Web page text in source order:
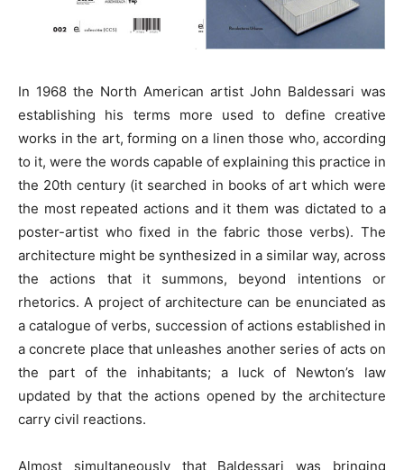
In 1968 the North American artist John Baldessari was
establishing his terms more used to define creative
works in the art, forming on a linen those who, according
to it, were the words capable of explaining this practice in
the 20th century (it searched in books of art which were
the most repeated actions and it them was dictated to a
poster-artist who fixed in the fabric those verbs). The
architecture might be synthesized in a similar way, across
the actions that it summons, beyond intentions or
rhetorics. A project of architecture can be enunciated as
a catalogue of verbs, succession of actions established in
a concrete place that unleashes another series of acts on
the part of the inhabitants; a luck of Newton’s law
updated by that the actions opened by the architecture
carry civil reactions.
Almost simultaneously that Baldessari was bringing